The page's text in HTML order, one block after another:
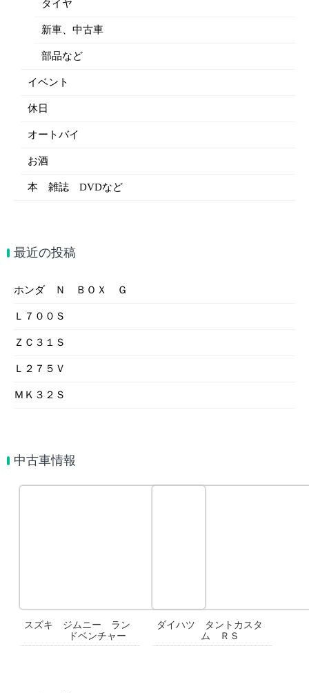
タイヤ
新車、中古車
部品など
イベント
休日
オートバイ
お酒
本 雑誌 DVDなど
最近の投稿
ホンダ Ｎ ＢＯＸ Ｇ
Ｌ７００Ｓ
ＺＣ３１Ｓ
Ｌ２７５Ｖ
ＭＫ３２Ｓ
中古車情報
スズキ ジムニー ラン
ドベンチャー
ダイハツ タントカスタ
ム ＲＳ